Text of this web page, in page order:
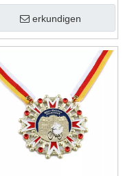
Farbe weiche Emaille-
kundenspezifische
Anstecknadel ein
erkundigen